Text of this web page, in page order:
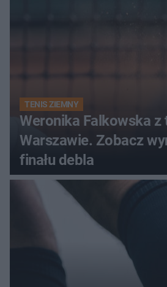
TENIS ZIEMNY
Weronika Falkowska z
Warszawie. Zobacz
finału debla